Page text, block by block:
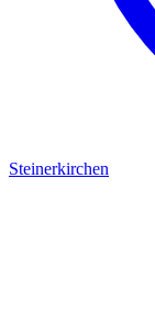
Steinerkirchen